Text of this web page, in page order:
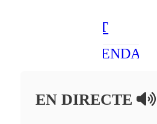
AMBIENT
AGENDA
A la Carta
EN DIRECTE